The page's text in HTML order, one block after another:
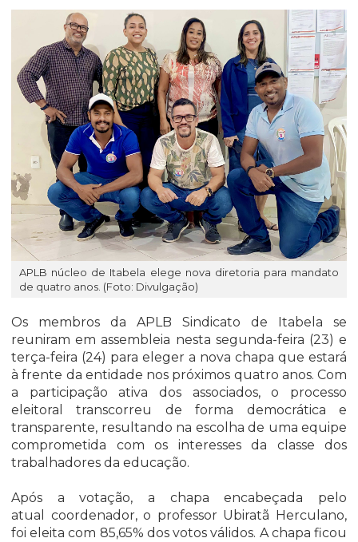
APLB núcleo de Itabela elege nova diretoria para mandato
de quatro anos. (Foto: Divulgação)
Os membros da APLB Sindicato de Itabela se
reuniram em assembleia nesta segunda-feira (23) e
terça-feira (24) para eleger a nova chapa que estará
à frente da entidade nos próximos quatro anos. Com
a participação ativa dos associados, o processo
eleitoral transcorreu de forma democrática e
transparente, resultando na escolha de uma equipe
comprometida com os interesses da classe dos
trabalhadores da educação.
Após a votação, a chapa encabeçada pelo
atual coordenador, o professor Ubiratã Herculano,
foi eleita com 85,65% dos votos válidos. A chapa ficou